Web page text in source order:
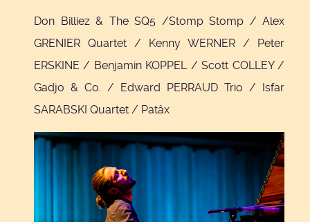
Don Billiez & The SQ5 /Stomp Stomp / Alex
GRENIER Quartet / Kenny WERNER / Peter
ERSKINE / Benjamin KOPPEL / Scott COLLEY /
Gadjo & Co. / Edward PERRAUD Trio / Isfar
SARABSKI Quartet / Patâx